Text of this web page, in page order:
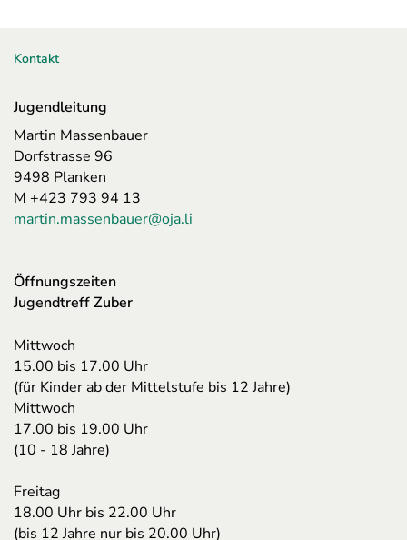
Kontakt
Jugendleitung
Martin Massenbauer
Dorfstrasse 96
9498 Planken
M +423 793 94 13
martin.massenbauer@oja.li
Öffnungszeiten
Jugendtreff Zuber
Mittwoch
15.00 bis 17.00 Uhr
(für Kinder ab der Mittelstufe bis 12 Jahre)
Mittwoch
17.00 bis 19.00 Uhr
(10 - 18 Jahre)
Freitag
18.00 Uhr bis 22.00 Uhr
(bis 12 Jahre nur bis 20.00 Uhr)